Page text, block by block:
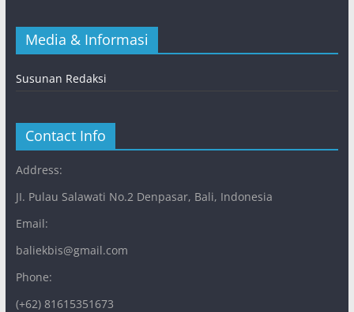
Media & Informasi
Susunan Redaksi
Contact Info
Address:
JI. Pulau Salawati No.2 Denpasar, Bali, Indonesia
Email:
baliekbis@gmail.com
Phone:
(+62) 81615351673